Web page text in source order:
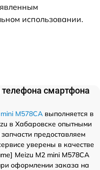
использовании.
смартфона
M578CA выполняется в
в Хабаровске опытными
предоставляем
уверены в качестве
Meizu M2 mini M578CA
оформлении заказа на